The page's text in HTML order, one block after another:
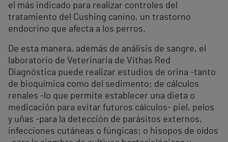
el más indicado para realizar controles del
tratamiento del Cushing canino, un trastorno
endocrino que afecta a los perros.
De esta manera, además de análisis de sangre, el
laboratorio de Veterinaria de Vithas Red
Diagnóstica puede realizar estudios de orina -tanto
de bioquímica como del sedimento; de cálculos
renales -lo que permite establecer una dieta o
medicación para evitar futuros cálculos- piel, pelos
y uñas -para la detección de parásitos externos,
infecciones cutáneas o fúngicas; o hisopos de oídos